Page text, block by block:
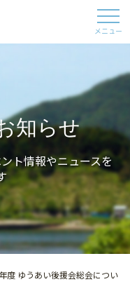
メニュー
知らせ
ト情報やニュースを
度 ゆうあい後援会総会につい